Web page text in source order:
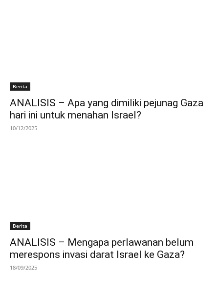
Berita
ANALISIS – Apa yang dimiliki pejunag Gaza
hari ini untuk menahan Israel?
10/12/2025
Berita
ANALISIS – Mengapa perlawanan belum
merespons invasi darat Israel ke Gaza?
18/09/2025